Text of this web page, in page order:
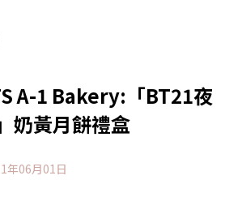
A-1 Bakery:「BT21夜
奶黃月餅禮盒
年06月01日